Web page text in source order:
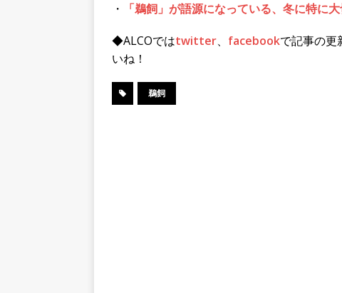
・
「鵜飼」が語源になっている、冬に特に
◆ALCOではtwitter、 facebookで記事の更
いね！
鵜飼